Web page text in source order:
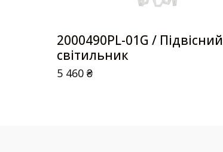
2000490PL-01G / Підвісний
світильник
5 460₴